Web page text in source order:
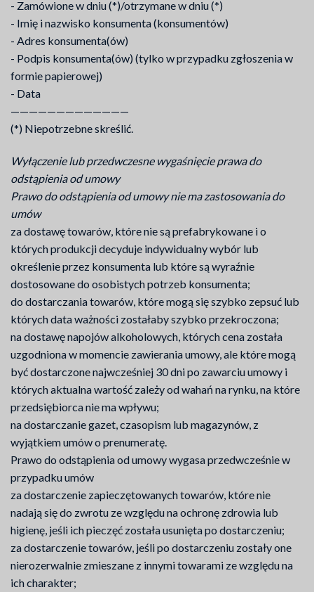
- Zamówione w dniu (*)/otrzymane w dniu (*)
- Imię i nazwisko konsumenta (konsumentów)
- Adres konsumenta(ów)
- Podpis konsumenta(ów) (tylko w przypadku zgłoszenia w
formie papierowej)
- Data
—————————————
(*) Niepotrzebne skreślić.
Wyłączenie lub przedwczesne wygaśnięcie prawa do
odstąpienia od umowy
Prawo do odstąpienia od umowy nie ma zastosowania do
umów
za dostawę towarów, które nie są prefabrykowane i o
których produkcji decyduje indywidualny wybór lub
określenie przez konsumenta lub które są wyraźnie
dostosowane do osobistych potrzeb konsumenta;
do dostarczania towarów, które mogą się szybko zepsuć lub
których data ważności zostałaby szybko przekroczona;
na dostawę napojów alkoholowych, których cena została
uzgodniona w momencie zawierania umowy, ale które mogą
być dostarczone najwcześniej 30 dni po zawarciu umowy i
których aktualna wartość zależy od wahań na rynku, na które
przedsiębiorca nie ma wpływu;
na dostarczanie gazet, czasopism lub magazynów, z
wyjątkiem umów o prenumeratę.
Prawo do odstąpienia od umowy wygasa przedwcześnie w
przypadku umów
za dostarczenie zapieczętowanych towarów, które nie
nadają się do zwrotu ze względu na ochronę zdrowia lub
higienę, jeśli ich pieczęć została usunięta po dostarczeniu;
za dostarczenie towarów, jeśli po dostarczeniu zostały one
nierozerwalnie zmieszane z innymi towarami ze względu na
ich charakter;